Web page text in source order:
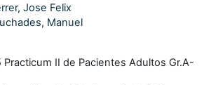
Jose Felix
Manuel
II de Pacientes Adultos Gr.A-